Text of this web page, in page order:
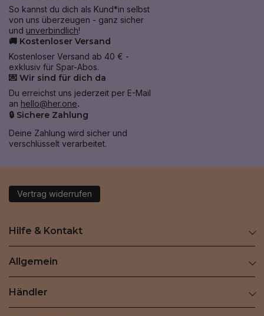
So kannst du dich als Kund*in selbst
von uns überzeugen - ganz sicher
und unverbindlich!
🚚 Kostenloser Versand
Kostenloser Versand ab 40 € -
exklusiv für Spar-Abos.
💌 Wir sind für dich da
Du erreichst uns jederzeit per E-Mail
an hello@her.one.
🔒 Sichere Zahlung
Deine Zahlung wird sicher und
verschlüsselt verarbeitet.
Vertrag widerrufen
Hilfe & Kontakt
Allgemein
Händler